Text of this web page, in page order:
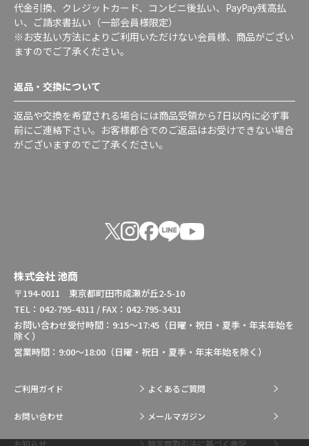
代金引換、クレジットカード、コンビニ後払い、PayPay残高払
い、ご請求書払い（一部会員様限定）
※お支払い方法によりご利用いただけない会員様、商品がござい
ますのでご了承ください。
返品・交換について
返品や交換を希望される場合には商品受領から7日以内に必ず事
前にご連絡下さい。お客様都合でのご返品はお受けできない場合
がございますのでご了承ください。
株式会社 池商
〒194-0011 東京都町田市成瀬が丘2-5-10
TEL：042-795-4311 / FAX：042-795-3431
お問い合わせ受付時間：9:15～17:45（日曜・祝日・夏季・年末年始を
除く）
営業時間：9:00～18:00（日曜・祝日・夏季・年末年始を除く）
ご利用ガイド よくあるご質問
お問い合わせ メールマガジン
お知らせ 特定商取引法に基づく表記